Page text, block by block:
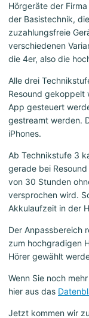
Hörgeräte der
der Basistechnik,
zuzahlungsfreie
verschiedenen
die 4er, also die
Alle drei
Resound gekoppelt
App gesteuert
gestreamt werden.
iPhones.
Ab Technikstufe 3
gerade bei
von 30 Stunden
versprochen wird.
Akkulaufzeit in der
Der Anpassbereich
zum hochgradigen
Hörer gewählt
Wenn Sie noch
hier aus das
Jetzt kommen wir